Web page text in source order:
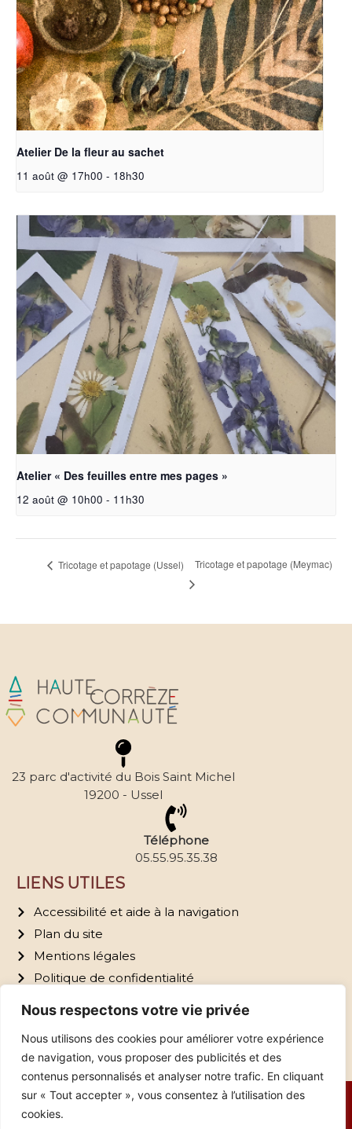
Nous respectons votre vie privée
Nous utilisons des cookies pour améliorer votre expérience
de navigation, vous proposer des publicités et des
contenus personnalisés et analyser notre trafic. En cliquant
sur « Tout accepter », vous consentez à l’utilisation des
cookies.
Atelier De la fleur au sachet
11 août @ 17h00 - 18h30
Atelier « Des feuilles entre mes pages »
12 août @ 10h00 - 11h30
Tricotage et papotage (Ussel) Tricotage et papotage (Meymac)
23 parc d'activité du Bois Saint Michel
19200 - Ussel
Téléphone
05.55.95.35.38
LIENS UTILES
Accessibilité et aide à la navigation
Plan du site
Mentions légales
Politique de confidentialité
© Copyright 2026 – Tous droits réservés à Haute-